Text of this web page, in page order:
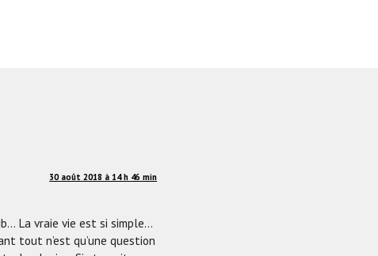
30 août 2018 à 14 h 46 min
La vraie vie est si simple…
tout n’est qu’une question